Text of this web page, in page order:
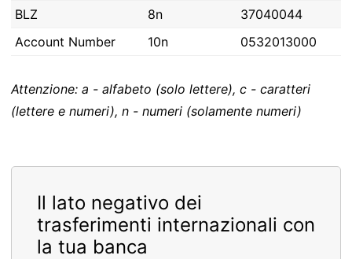
BLZ
8n
37040044
Account Number
10n 0532013000
Attenzione: a - alfabeto (solo lettere), c - caratteri
(lettere e numeri), n - numeri (solamente numeri)
Il lato negativo dei
trasferimenti internazionali con
la tua banca